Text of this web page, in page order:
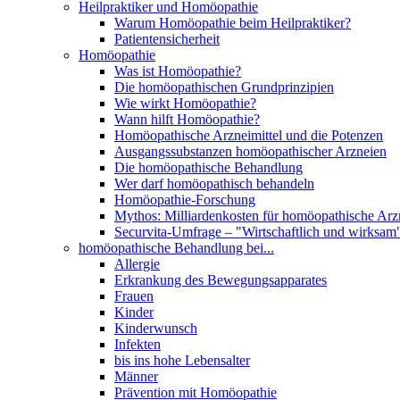
Heilpraktiker und Homöopathie
Warum Homöopathie beim Heilpraktiker?
Patientensicherheit
Homöopathie
Was ist Homöopathie?
Die homöopathischen Grundprinzipien
Wie wirkt Homöopathie?
Wann hilft Homöopathie?
Homöopathische Arzneimittel und die Potenzen
Ausgangssubstanzen homöopathischer Arzneien
Die homöopathische Behandlung
Wer darf homöopathisch behandeln
Homöopathie-Forschung
Mythos: Milliardenkosten für homöopathische
Securvita-Umfrage – "Wirtschaftlich und
homöopathische Behandlung bei...
Allergie
Erkrankung des Bewegungsapparates
Frauen
Kinder
Kinderwunsch
Infekten
bis ins hohe Lebensalter
Männer
Prävention mit Homöopathie